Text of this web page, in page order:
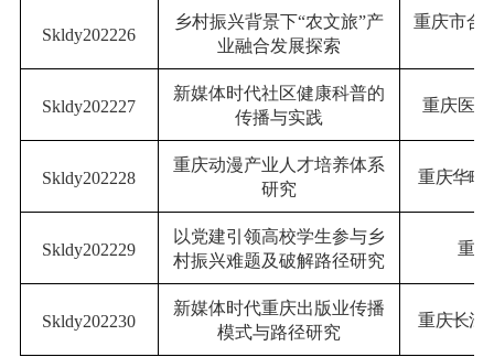
Skldy202226
乡村振兴背景下“农文旅”产
业融合发展探索
重庆市合
Skldy202227
新媒体时代社区健康科普的
传播与实践
重庆医
Skldy202228
重庆动漫产业人才培养体系
研究
重庆华略
Skldy202229
以党建引领高校学生参与乡
村振兴难题及破解路径研究
重
Skldy202230
新媒体时代重庆出版业传播
模式与路径研究
重庆长江